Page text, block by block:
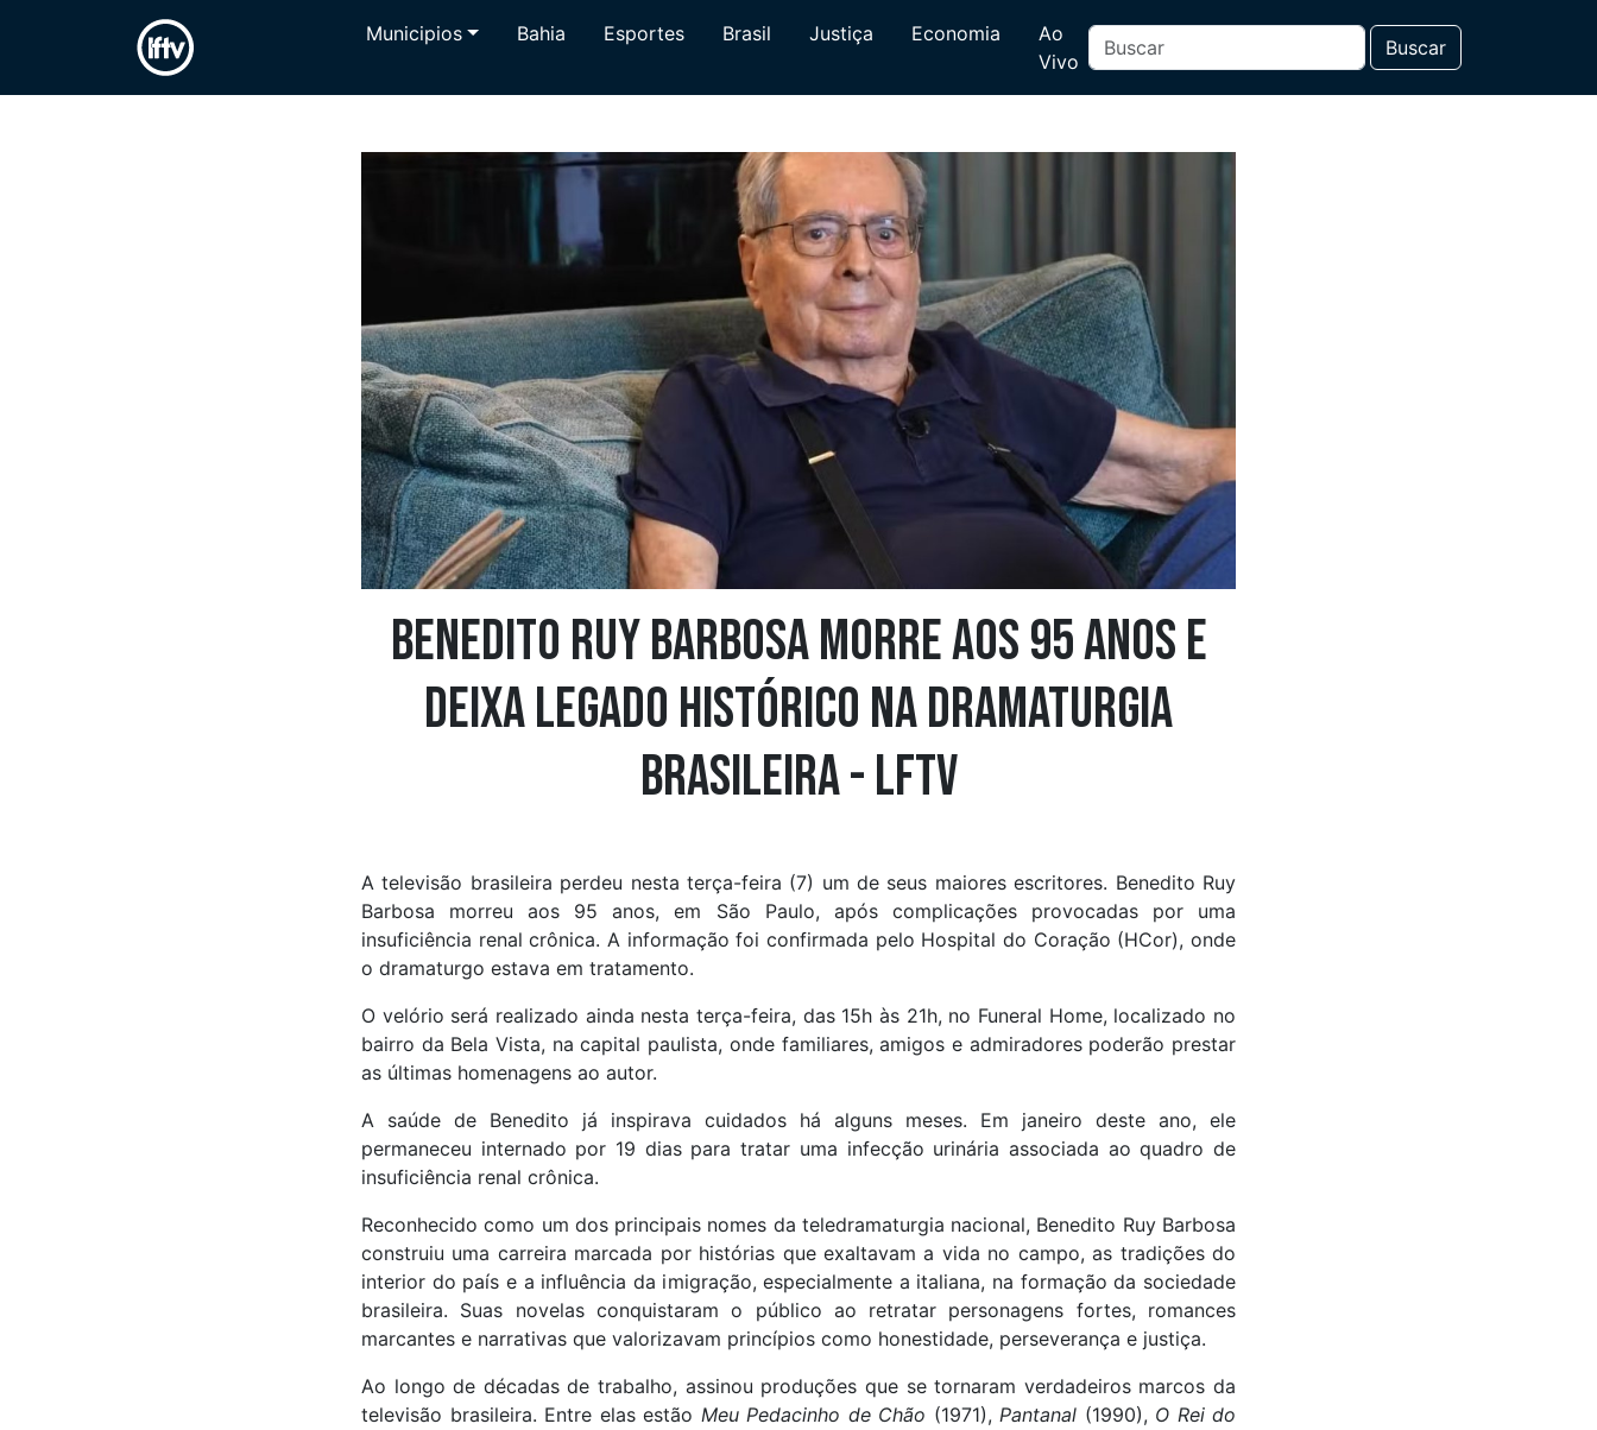
Municipios Bahia Esportes Brasil Justiça Economia
Ao
Vivo
Buscar
Benedito Ruy Barbosa morre aos 95 anos e
deixa legado histórico na dramaturgia
brasileira - LFTV
A televisão brasileira perdeu nesta terça-feira (7) um de seus maiores escritores. Benedito Ruy
Barbosa morreu aos 95 anos, em São Paulo, após complicações provocadas por uma
insuficiência renal crônica. A informação foi confirmada pelo Hospital do Coração (HCor), onde
o dramaturgo estava em tratamento.
O velório será realizado ainda nesta terça-feira, das 15h às 21h, no Funeral Home, localizado no
bairro da Bela Vista, na capital paulista, onde familiares, amigos e admiradores poderão prestar
as últimas homenagens ao autor.
A saúde de Benedito já inspirava cuidados há alguns meses. Em janeiro deste ano, ele
permaneceu internado por 19 dias para tratar uma infecção urinária associada ao quadro de
insuficiência renal crônica.
Reconhecido como um dos principais nomes da teledramaturgia nacional, Benedito Ruy Barbosa
construiu uma carreira marcada por histórias que exaltavam a vida no campo, as tradições do
interior do país e a influência da imigração, especialmente a italiana, na formação da sociedade
brasileira. Suas novelas conquistaram o público ao retratar personagens fortes, romances
marcantes e narrativas que valorizavam princípios como honestidade, perseverança e justiça.
Ao longo de décadas de trabalho, assinou produções que se tornaram verdadeiros marcos da
televisão brasileira. Entre elas estão Meu Pedacinho de Chão (1971), Pantanal (1990), O Rei do